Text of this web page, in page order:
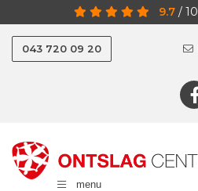
9.7/ 10
043 720 09 20
menu